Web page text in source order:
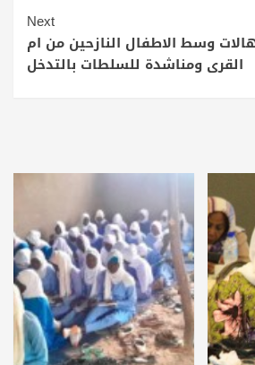
Next
وسط الاطفال النازحين من ام
القرى ومناشدة للسلطات بالتدخل